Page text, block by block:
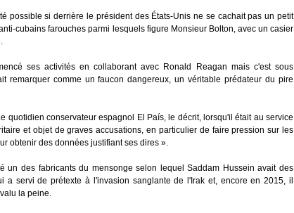
possible si derrière le président des États-Unis ne se cachait pas un petit
cubains farouches parmi lesquels figure Monsieur Bolton, avec un casier
ses activités en collaborant avec Ronald Reagan mais c'est sous
remarquer comme un faucon dangereux, un véritable prédateur du pire
quotidien conservateur espagnol El País, le décrit, lorsqu'il était au service
et objet de graves accusations, en particulier de faire pression sur les
obtenir des données justifiant ses dires ».
un des fabricants du mensonge selon lequel Saddam Hussein avait des
a servi de prétexte à l'invasion sanglante de l'Irak et, encore en 2015, il
la peine.